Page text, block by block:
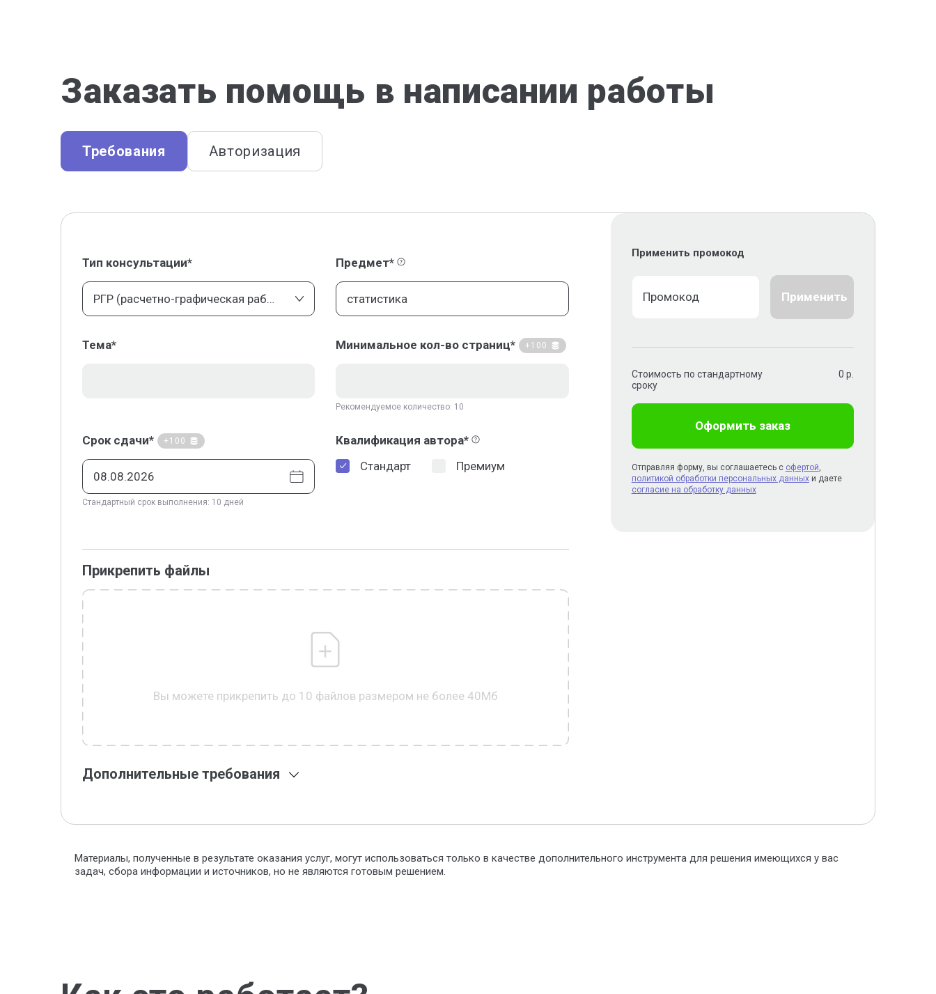
Заказать помощь в написании работы
Требования Авторизация
Тип консультации*
РГР (расчетно-графическая работа)
Предмет*
Тема* Минимальное кол-во страниц* +100
Рекомендуемое количество: 10
Срок сдачи* +100
Стандартный срок выполнения: 10 дней
Квалификация автора*
Стандарт
Премиум
Прикрепить файлы
Вы можете прикрепить до 10 файлов размером не более 40Мб
Дополнительные требования
Применить промокод
Применить
Стоимость по стандартному
сроку
0 р.
Оформить заказ
Отправляя форму, вы соглашаетесь с офертой,
политикой обработки персональных данныхи даете
согласие на обработку данных
Материалы, полученные в результате оказания услуг, могут использоваться только в качестве дополнительного инструмента для решения имеющихся у вас
задач, сбора информации и источников, но не являются готовым решением.